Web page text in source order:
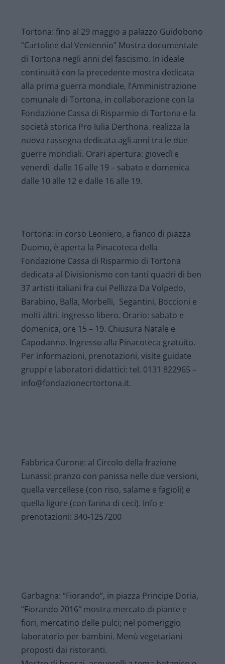
Tortona: fino al 29 maggio a palazzo Guidobono
“Cartoline dal Ventennio” Mostra documentale
di Tortona negli anni del fascismo. In ideale
continuità con la precedente mostra dedicata
alla prima guerra mondiale, l’Amministrazione
comunale di Tortona, in collaborazione con la
Fondazione Cassa di Risparmio di Tortona e la
società storica Pro Iulia Derthona. realizza la
nuova rassegna dedicata agli anni tra le due
guerre mondiali. Orari apertura: giovedì e
venerdì dalle 16 alle 19 – sabato e domenica
dalle 10 alle 12 e dalle 16 alle 19.
Tortona: in corso Leoniero, a fianco di piazza
Duomo, è aperta la Pinacoteca della
Fondazione Cassa di Risparmio di Tortona
dedicata al Divisionismo con tanti quadri di ben
37 artisti italiani fra cui Pellizza Da Volpedo,
Barabino, Balla, Morbelli, Segantini, Boccioni e
molti altri. Ingresso libero. Orario: sabato e
domenica, ore 15 – 19. Chiusura Natale e
Capodanno. Ingresso alla Pinacoteca gratuito.
Per informazioni, prenotazioni, visite guidate
gruppi e laboratori didattici: tel. 0131 822965 –
info@fondazionecrtortona.it.
Fabbrica Curone: al Circolo della frazione
Lunassi: pranzo con panissa nelle due versioni,
quella vercellese (con riso, salame e fagioli) e
quella ligure (con farina di ceci). Info e
prenotazioni: 340-1257200
Garbagna: “Fiorando”, in piazza Principe Doria,
“Fiorando 2016″ mostra mercato di piante e
fiori, mercatino delle pulci; nel pomeriggio
laboratorio per bambini. Menù vegetariani
proposti dai ristoranti.